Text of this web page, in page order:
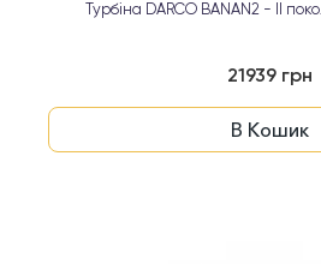
Турбіна DARCO BANAN2 - II
21939 грн
В Кошик